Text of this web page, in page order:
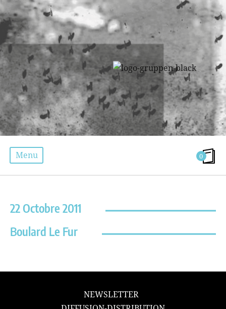
Menu 0
22 Octobre 2011
Boulard Le Fur
NEWSLETTER